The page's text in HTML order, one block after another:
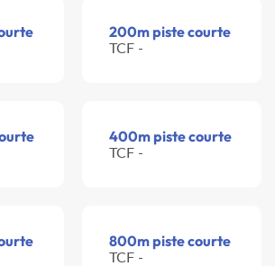
200m piste courte
TCF -
400m piste courte
TCF -
800m piste courte
TCF -